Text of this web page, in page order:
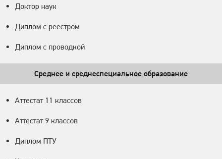
Доктор наук
Диплом с реестром
Диплом с проводкой
Среднее и среднеспециальное образование
Аттестат 11 классов
Аттестат 9 классов
Диплом ПТУ